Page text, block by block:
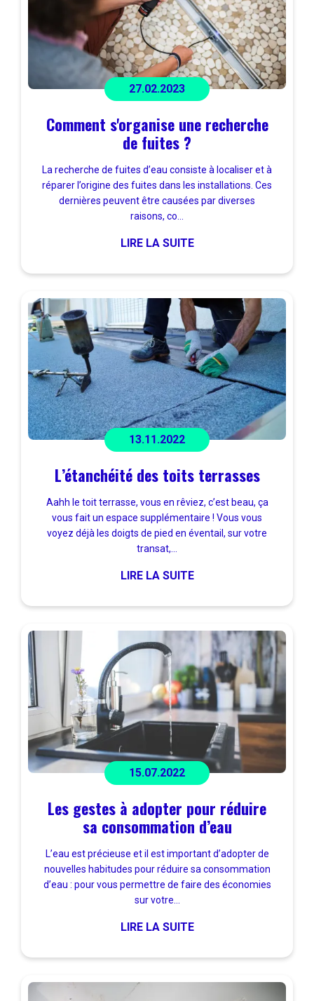
27.02.2023
Comment s'organise une recherche
de fuites ?
La recherche de fuites d’eau consiste à localiser et à
réparer l’origine des fuites dans les installations. Ces
dernières peuvent être causées par diverses
raisons, co...
LIRE LA SUITE
13.11.2022
L’étanchéité des toits terrasses
Aahh le toit terrasse, vous en rêviez, c’est beau, ça
vous fait un espace supplémentaire ! Vous vous
voyez déjà les doigts de pied en éventail, sur votre
transat,...
LIRE LA SUITE
15.07.2022
Les gestes à adopter pour réduire
sa consommation d’eau
L’eau est précieuse et il est important d’adopter de
nouvelles habitudes pour réduire sa consommation
d’eau : pour vous permettre de faire des économies
sur votre...
LIRE LA SUITE